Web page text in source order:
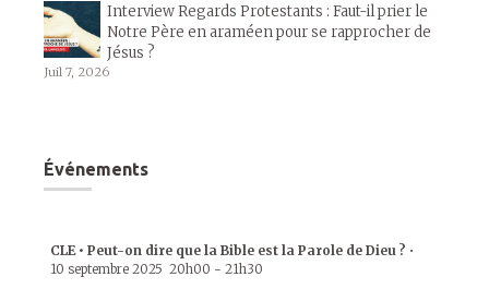
Interview Regards Protestants : Faut-il prier le
Notre Père en araméen pour se rapprocher de
Jésus ?
Juil 7, 2026
Événements
CLE • Peut-on dire que la Bible est la Parole de Dieu ? •
10 septembre 2025 20h00 - 21h30